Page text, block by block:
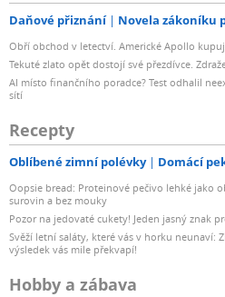
Daňové přiznání Novela zákoníku
Obří obchod v letectví. Americké Apollo
Tekuté zlato opět dostojí své přezdívce.
AI místo finančního poradce? Test odhalil
sítí
Recepty
Oblíbené zimní polévky Domácí
Oopsie bread: Proteinové pečivo lehké jako
surovin a bez mouky
Pozor na jedovaté cukety! Jeden jasný znak
Svěží letní saláty, které vás v horku neunaví:
výsledek vás mile překvapí!
Hobby a zábava